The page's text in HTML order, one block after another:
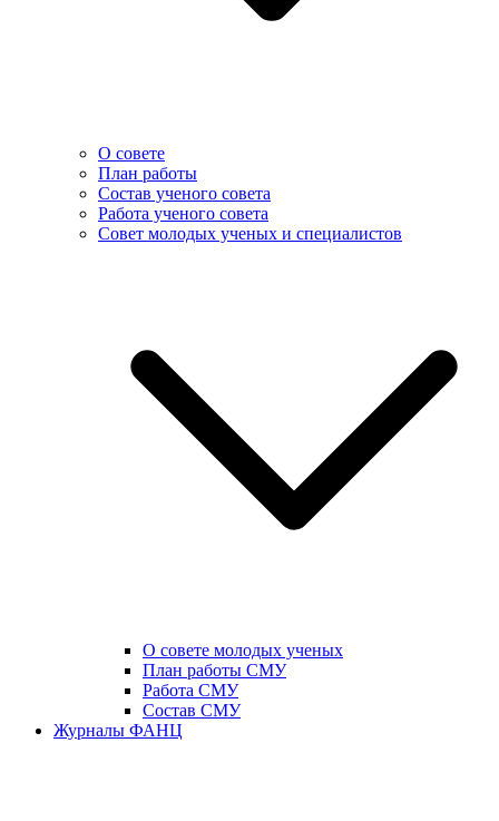
О совете
План работы
Состав ученого совета
Работа ученого совета
Совет молодых ученых и специалистов
О совете молодых ученых
План работы СМУ
Работа СМУ
Состав СМУ
Журналы ФАНЦ